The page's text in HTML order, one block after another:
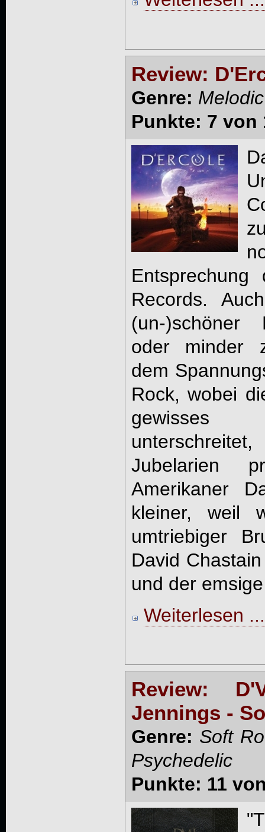
Review:
Genre:
Punkte: 7 von
Records.
(un-)schöner
oder minder
dem
Rock, wobei
gewisses
Jubelarien
Amerikaner
kleiner, weil
umtriebiger
David
und der
Weiterlesen ...
Review:
Jennings -
Genre: Soft
Psychedelic
Punkte: 11